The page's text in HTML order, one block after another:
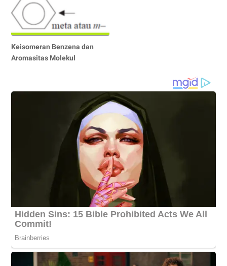
Keisomeran Benzena dan
Aromasitas Molekul